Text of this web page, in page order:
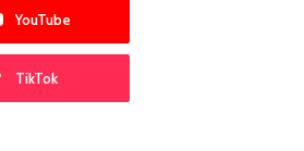
YouTube
TikTok